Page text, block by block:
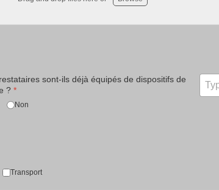
sont-ils déjà équipés de dispositifs de
?*
Non
Transport